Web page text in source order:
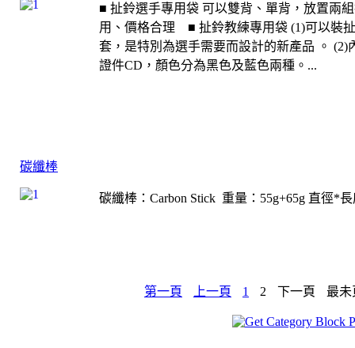
■ 扯鈴選手專用袋 可以雙背、單背，放置兩
用、價格合理 ■ 扯鈴教練專用袋 (1)可以裝
套，是特別為選手需要而設計的新產品 。 (2)
證件CD，顏色分為黑色及藍色兩種。...
碳纖棒
碳纖棒：Carbon Stick 重量：55g+65g 直徑*長
第一頁 上一頁 1 2 下一頁 最未